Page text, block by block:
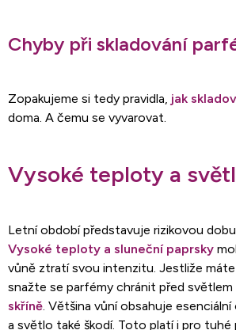
Chyby při skladování
Zopakujeme si tedy pravidla, jak
doma. A čemu se vyvarovat.
Vysoké teploty a
Letní období představuje rizikovou
Vysoké teploty a sluneční paprsky
vůně ztratí svou intenzitu. Jestliže
snažte se parfémy chránit před světlem
skříně. Většina vůní obsahuje
a světlo také škodí. Toto platí i pro tuhé